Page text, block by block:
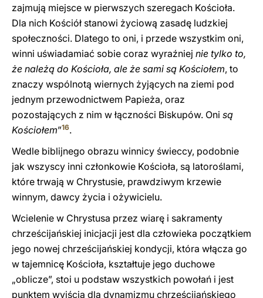
zajmują miejsce w pierwszych szeregach Kościoła.
Dla nich Kościół stanowi życiową zasadę ludzkiej
społeczności. Dlatego to oni, i przede wszystkim oni,
winni uświadamiać sobie coraz wyraźniej nie tylko to,
że należą do Kościoła, ale że sami są Kościołem, to
znaczy wspólnotą wiernych żyjących na ziemi pod
jednym przewodnictwem Papieża, oraz
pozostających z nim w łączności Biskupów. Oni są
Kościołem”16.
Wedle biblijnego obrazu winnicy świeccy, podobnie
jak wszyscy inni członkowie Kościoła, są latoroślami,
które trwają w Chrystusie, prawdziwym krzewie
winnym, dawcy życia i ożywicielu.
Wcielenie w Chrystusa przez wiarę i sakramenty
chrześcijańskiej inicjacji jest dla człowieka początkiem
jego nowej chrześcijańskiej kondycji, która włącza go
w tajemnicę Kościoła, kształtuje jego duchowe
„oblicze”, stoi u podstaw wszystkich powołań i jest
punktem wyjścia dla dynamizmu chrześcijańskiego